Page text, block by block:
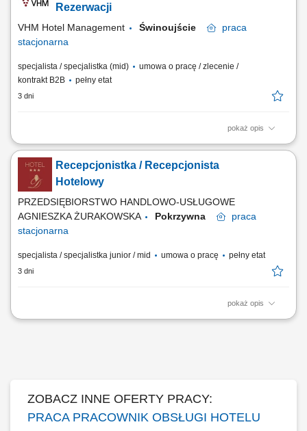
współpraca z innymi działami hotelu, dbanie o porządek i wizerunek
Rezerwacji
VHM Hotel Management Świnoujście
praca
stacjonarna
specjalista / specjalistka (mid)
umowa o pracę / zlecenie /
kontrakt B2B
pełny etat
3 dni
pokaż opis
Obowiązki: Obsługa rezerwacji indywidualnych i grupowych (telefon, e-
mail, systemy rezerwacyjne) Aktywna sprzedaż usług hotelowych i
dbanie o maksymalizację przychodów; Budowanie długofalowych
relacji z gośćmi, biurami podróży oraz partnerami; Wprowadzanie i
aktualizacja danych w systemie...
Recepcjonistka / Recepcjonista
Hotelowy
PRZEDSIĘBIORSTWO HANDLOWO-USŁUGOWE
AGNIESZKA ŻURAKOWSKA
Pokrzywna
praca
stacjonarna
specjalista / specjalistka junior / mid umowa o pracę pełny etat
3 dni
pokaż opis
Co będzie należało do Twoich obowiązków? profesjonalna obsługa
ZOBACZ INNE OFERTY PRACY:
PRACA PRACOWNIK OBSŁUGI HOTELU